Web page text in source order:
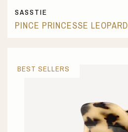
SASSTIE
PINCE PRINCESSE LEOPARD
BEST SELLERS